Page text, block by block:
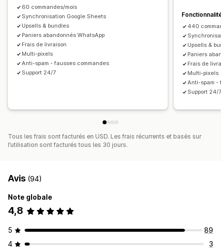
Options d’expédition
Conversion et vente incitative
Vente croisée Réductions
Commande en un clic
Ventes incitatives en un clic
Ventes incitatives pour l’expérience après-achat
Suivi de pixel
60 commandes/mois
Synchronisation Google Sheets
Upsells & bundles
Paniers abandonnés WhatsApp
Frais de livraison
Multi-pixels
Anti-spam - fausses commandes
Support 24/7
440
Upsells &
Paniers
Frais de
Multi-pixels
Anti-spam -
Support 24/
Tous les frais sont facturés en USD. Les frais récurrents et basés sur
l’utilisation sont facturés tous les 30 jours.
Avis (94)
Note globale
4,8
5
89
4
3